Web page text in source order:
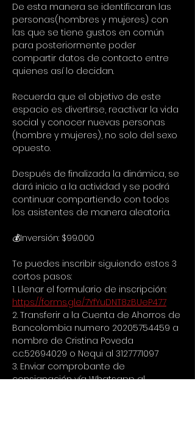
De esta manera se identificaran las
personas(hombres y mujeres) con
las que se tiene gustos en común
para posteriormente poder
compartir datos de contacto entre
quienes así lo decidan.
Recuerda que el objetivo de este
espacio es divertirse, reactivar la vida
social y conocer nuevas personas
(hombre y mujeres), no solo del sexo
opuesto.
Después de finalizada la dinámica, se
dará inicio a la actividad y se podrá
continuar compartiendo con todos
los asistentes de manera aleatoria.
💰Inversión: $99.000
Te puedes inscribir siguiendo estos 3
cortos pasos:
1. Llenar el formulario de inscripción:
https://forms.gle/7YfYuDNT8zBUeP477
2. Transferir a la Cuenta de Ahorros de
Bancolombia numero 20205754459 a
nombre de Cristina Poveda
c.c.52694029 o Nequi al 3127771097
3. Enviar comprobante de
consignación vía Whatsapp al